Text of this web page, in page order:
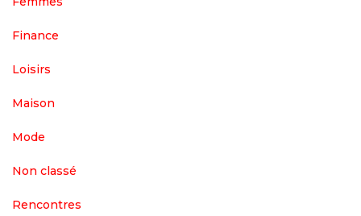
Finance
Loisirs
Maison
Mode
Non classé
Rencontres